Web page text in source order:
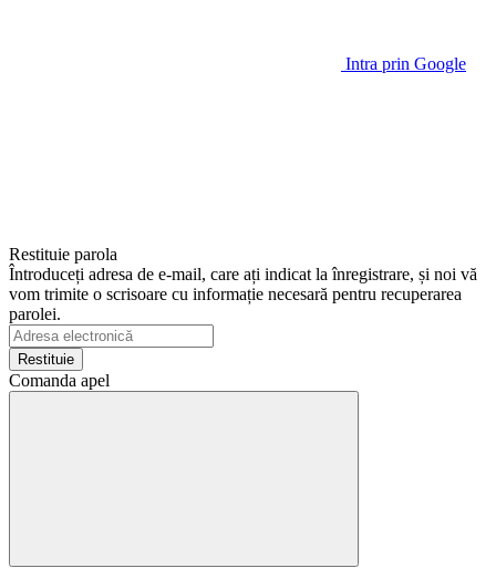
Intra prin Google
Restituie parola
Întroduceți adresa de e-mail, care ați indicat la înregistrare, și noi vă
vom trimite o scrisoare cu informație necesară pentru recuperarea
parolei.
Restituie
Comanda apel